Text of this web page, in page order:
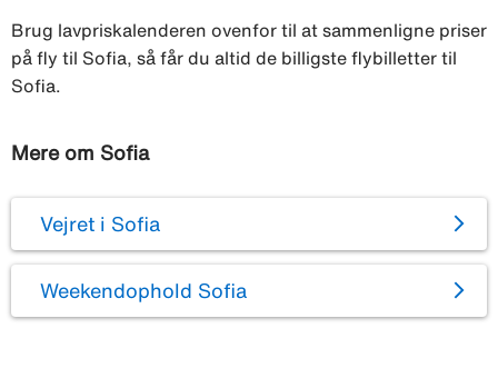
Brug lavpriskalenderen ovenfor til at sammenligne priser
på fly til Sofia, så får du altid de billigste flybilletter til
Sofia.
Mere om Sofia
Vejret i Sofia
Weekendophold Sofia